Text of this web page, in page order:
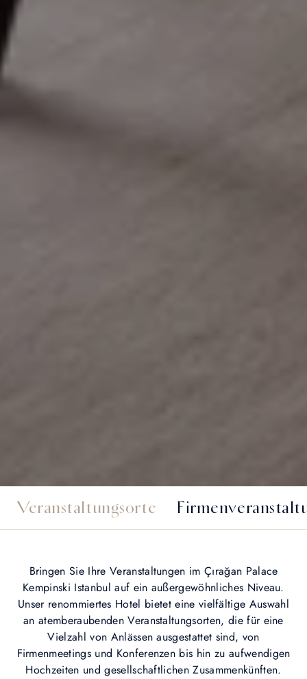
Veranstaltungsorte
Bringen Sie Ihre Veranstaltungen im Çırağan Palace
Kempinski Istanbul auf ein außergewöhnliches Niveau.
Unser renommiertes Hotel bietet eine vielfältige Auswahl
an atemberaubenden Veranstaltungsorten, die für eine
Vielzahl von Anlässen ausgestattet sind, von
Firmenmeetings und Konferenzen bis hin zu aufwendigen
Hochzeiten und gesellschaftlichen Zusammenkünften.